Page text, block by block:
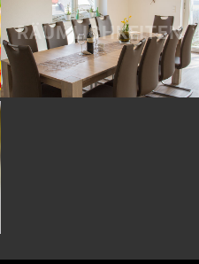
RÄUMLICHKEITEN